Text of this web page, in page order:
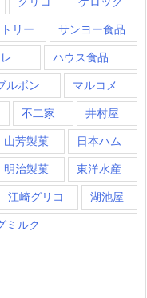
リー サンヨー食品
ハウス食品
ルボン マルコメ
不二家 井村屋
山芳製菓 日本ハム
明治製菓 東洋水産
江崎グリコ 湖池屋
ミルク